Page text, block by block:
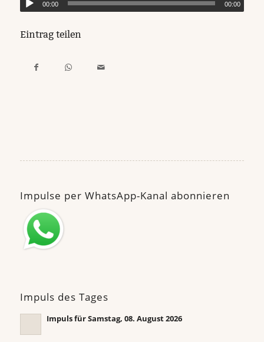
00:00 00:00
Eintrag teilen
Impulse per WhatsApp-Kanal abonnieren
Impuls des Tages
Impuls für Samstag, 08. August 2026